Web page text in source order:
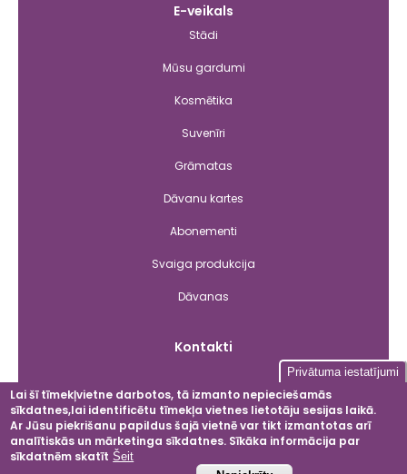
E-veikals
Stādi
Mūsu gardumi
Kosmētika
Suvenīri
Grāmatas
Dāvanu kartes
Abonementi
Svaiga produkcija
Dāvanas
Kontakti
Facebook
Instagram
LinkedIn
Privātuma iestatījumi
Lai šī tīmekļvietne darbotos, tā izmanto nepieciešamās
sīkdatnes,lai identificētu tīmekļa vietnes lietotāju sesijas laikā.
Ar Jūsu piekrišanu papildus šajā vietnē var tikt izmantotas arī
analītiskās un mārketinga sīkdatnes. Sīkāka informācija par
sīkdatnēm skatīt Šeit